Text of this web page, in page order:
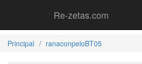
Re-zetas.com
Principal ranaconpeloBT05